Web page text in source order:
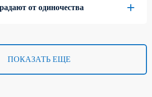
от одиночества
ПОКАЗАТЬ ЕЩЕ